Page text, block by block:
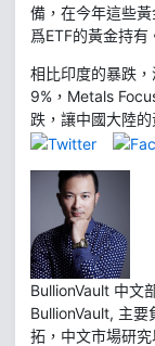
備，在今年這些
爲ETF的黃金持有
相比印度的暴跌
9%，Metals
跌，讓中國大陸
BullionVault 中文
BullionVault, 主要
拓，中文市場研究